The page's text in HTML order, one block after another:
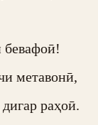
метавонӣ,
раҳоӣ.